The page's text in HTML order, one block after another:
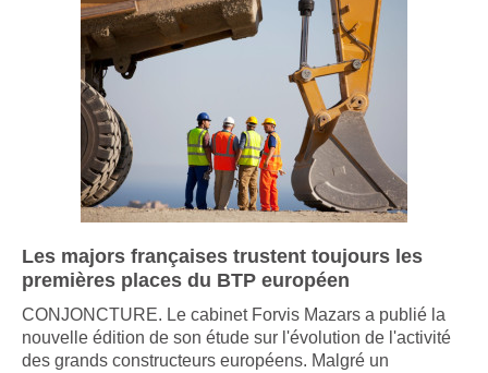
Les majors françaises trustent toujours les
premières places du BTP européen
CONJONCTURE. Le cabinet Forvis Mazars a publié la
nouvelle édition de son étude sur l'évolution de l'activité